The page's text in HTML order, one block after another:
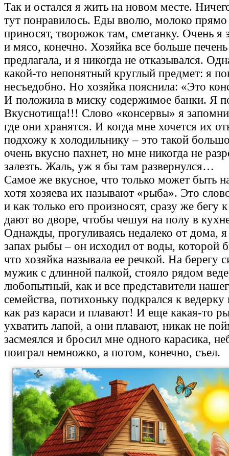
Так и остался я жить на новом месте.
тут понравилось. Еды вволю, молоко
приносят, творожок там, сметанку. Очень
и мясо, конечно. Хозяйка все больше
предлагала, и я никогда не отказывался.
какой-то непонятный круглый предмет: я
несъедобно. Но хозяйка пояснила: «Это
И положила в миску содержимое банки. Я
Вкуснотища!!! Слово «консервы» я
где они хранятся. И когда мне хочется их
подхожу к холодильнику – это такой
очень вкусно пахнет, но мне никогда не
залезть. Жаль, уж я бы там развернулся…
Самое же вкусное, что только может быть
хотя хозяева их называют «рыба». Это
и как только его произносят, сразу же бегу
дают во дворе, чтобы чешуя на полу в
Однажды, прогуливаясь недалеко от дома, я
запах рыбы – он исходил от воды, которой
что хозяйка называла ее речкой. На берегу
мужик с длинной палкой, стояло рядом
любопытный, как и все представители
семейства, потихоньку подкрался к
как раз караси и плавают! И еще какая-то
ухватить лапой, а они плавают, никак не
засмеялся и бросил мне одного карасика,
поиграл немножко, а потом, конечно, съел.